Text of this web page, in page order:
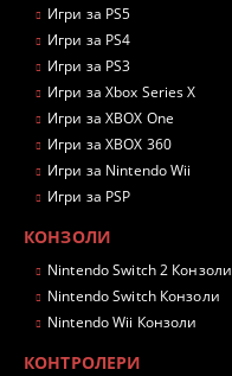
Игри за PS5
Игри за PS4
Игри за PS3
Игри за Xbox Series X
Игри за XBOX One
Игри за XBOX 360
Игри за Nintendo Wii
Игри за PSP
КОНЗОЛИ
Nintendo Switch 2 Конзоли
Nintendo Switch Конзоли
Nintendo Wii Конзоли
КОНТРОЛЕРИ